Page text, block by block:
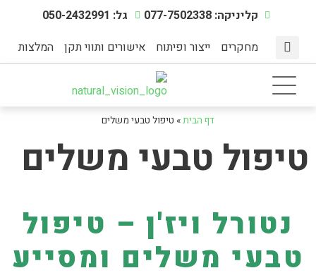
קליניקה: 077-7502338
גל: 050-2432991
מחקרים
ייצור ופיתוח אישורים ותווי תקן המלצות
דף הבית» טיפול טבעי משלים
טיפול טבעי משלים
נטורל ויז'ן – טיפול
טבעי משלים ומסייע